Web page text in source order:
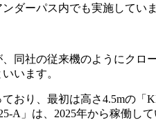
ダーパス内でも実施していま
同社の従来機のようにク
います。
り、最初は高さ4.5mの
A」は、2025年から稼働し